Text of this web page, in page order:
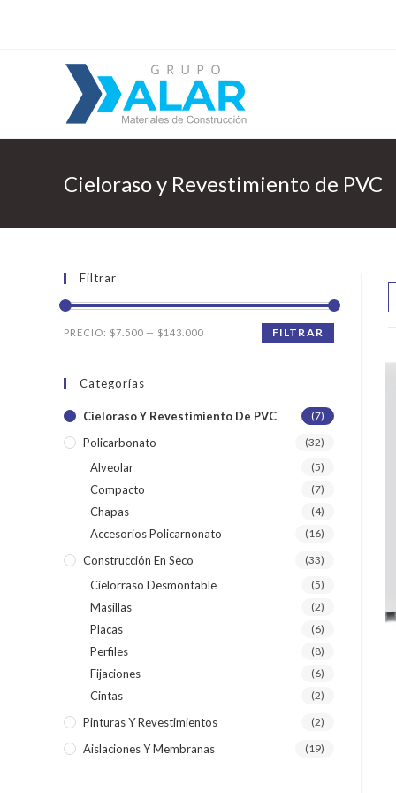
Cieloraso y Revestimiento de PVC
Filtrar
FILTRAR
PRECIO: $7.500 — $143.000
Categorías
Cieloraso Y Revestimiento De PVC (7)
Policarbonato (32)
Alveolar (5)
Compacto (7)
Chapas (4)
Accesorios Policarnonato (16)
Construcción En Seco (33)
Cielorraso Desmontable (5)
Masillas (2)
Placas (6)
Perfiles (8)
Fijaciones (6)
Cintas (2)
Pinturas Y Revestimientos (2)
Aislaciones Y Membranas (19)